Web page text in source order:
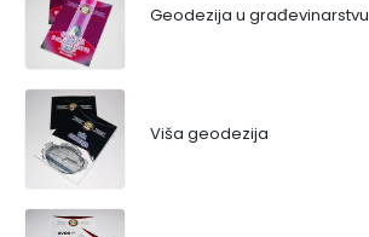
Geodezija u građevinarstvu
Viša geodezija